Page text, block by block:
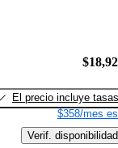
El precio incluye tasas
$358/mes
Verif. disponibilidad